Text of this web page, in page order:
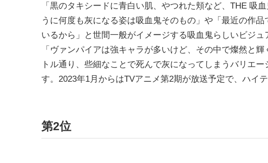
「黒のタキシードに青白い肌、やつれた頬など、THE 吸
うに何度も灰になる姿は吸血鬼そのもの」や「最近の作
いるから」と世間一般がイメージする吸血鬼らしいビジュ
「ヴァンパイアは強キャラが多いけど、その中で燦然と
トル通り、些細なことで死んで灰になってしまうバリエ
す。2023年1月からはTVアニメ第2期が放送予定で、ハイ
第2位